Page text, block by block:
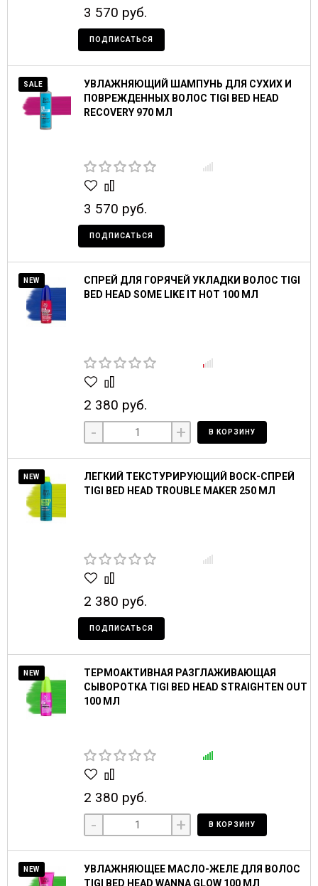
3 570 руб.
ПОДПИСАТЬСЯ
SALE
УВЛАЖНЯЮЩИЙ ШАМПУНЬ ДЛЯ СУХИХ И
ПОВРЕЖДЕННЫХ ВОЛОС TIGI BED HEAD
RECOVERY 970 МЛ
3 570 руб.
ПОДПИСАТЬСЯ
NEW
СПРЕЙ ДЛЯ ГОРЯЧЕЙ УКЛАДКИ ВОЛОС TIGI
BED HEAD SOME LIKE IT HOT 100 МЛ
2 380 руб.
- + В КОРЗИНУ
NEW
ЛЕГКИЙ ТЕКСТУРИРУЮЩИЙ ВОСК-СПРЕЙ
TIGI BED HEAD TROUBLE MAKER 250 МЛ
2 380 руб.
ПОДПИСАТЬСЯ
NEW
ТЕРМОАКТИВНАЯ РАЗГЛАЖИВАЮЩАЯ
СЫВОРОТКА TIGI BED HEAD STRAIGHTEN OUT
100 МЛ
2 380 руб.
- + В КОРЗИНУ
NEW
УВЛАЖНЯЮЩЕЕ МАСЛО-ЖЕЛЕ ДЛЯ ВОЛОС
TIGI BED HEAD WANNA GLOW 100 МЛ